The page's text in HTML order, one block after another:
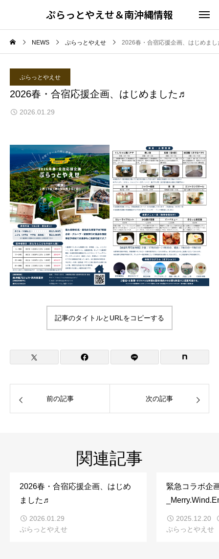
ぷらっとやえせ＆南沖縄情報
NEWS ぷらっとやえせ 2026春・合宿応援企画、はじめま
ぷらっとやえせ
2026春・合宿応援企画、はじめました♬
2026.01.29
記事のタイトルとURLをコピーする
前の記事 次の記事
関連記事
2026春・合宿応援企画、はじめ
ました♬
2026.01.29
ぷらっとやえせ
緊急コラボ企
2025.12.20
ぷらっとやえせ